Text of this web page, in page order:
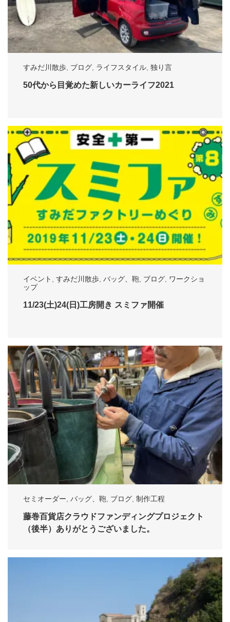
すみだ川散歩 ブログ ライフスタイル 独り言
50代から目覚めた新しいカーライフ2021
イベント すみだ川散歩 バッグ、鞄 ブログ
ワークショ
ップ
11/23(土)24(日)工房開き スミファ開催
セミオーダー バッグ、鞄 ブログ 制作工程
藤巻百貨店クラウドファンディングプロジェクト
（後半）ありがとうございました。